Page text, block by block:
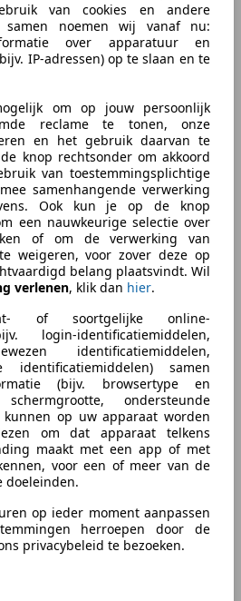
van cookies en andere
samen noemen wij vanaf nu:
over apparatuur en
IP-adressen) op te slaan en te
om op jouw persoonlijk
reclame te tonen, onze
en het gebruik daarvan te
knop rechtsonder om akkoord
van toestemmingsplichtige
samenhangende verwerking
Ook kun je op de knop
een nauwkeurige selectie over
of om de verwerking van
weigeren, voor zover deze op
belang plaatsvindt. Wil
verlenen, klik dan hier.
of soortgelijke online-
login-identificatiemiddelen,
identificatiemiddelen,
identificatiemiddelen) samen
(bijv. browsertype en
ondersteunde
kunnen op uw apparaat worden
om dat apparaat telkens
maakt met een app of met
voor een of meer van de
doeleinden.
op ieder moment aanpassen
herroepen door de
privacybeleid te bezoeken.
DIG-T Tekna
Caméra/Pdc/Garantie/